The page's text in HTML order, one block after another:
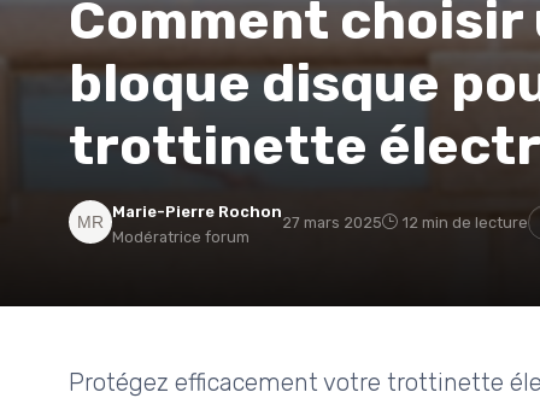
Comment choisir
bloque disque
trottinette
Marie-Pierre Rochon
Modératrice forum
27 mars 2025 12 min de lecture
Protégez efficacement votre trottinette